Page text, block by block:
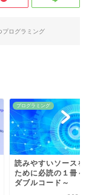
プログラミング
プログラミング
読みやすいソースを
ために必読の１冊～
ダブルコード～